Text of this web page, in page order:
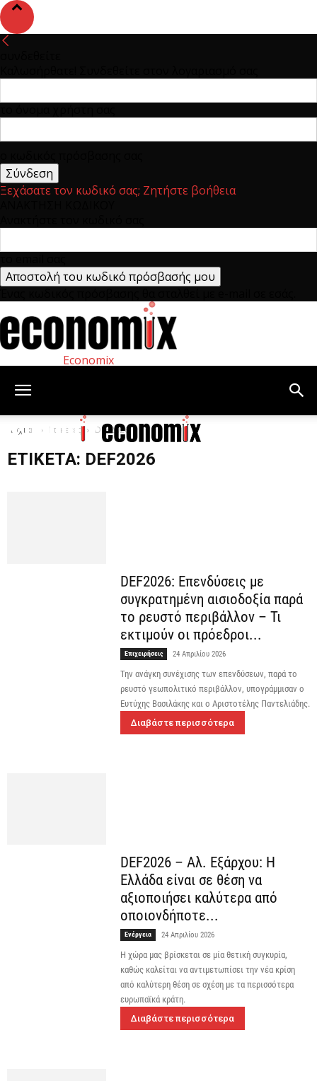
Ξεχάσατε τον κωδικό σας; Ζητήστε βοήθεια
Economix
Αρχική Ετικέτες DEF2026
ΕΤΙΚΈΤΑ: DEF2026
DEF2026: Επενδύσεις με
συγκρατημένη αισιοδοξία παρά
το ρευστό περιβάλλον – Τι
εκτιμούν οι πρόεδροι...
Επιχειρήσεις 24 Απριλίου 2026
Την ανάγκη συνέχισης των επενδύσεων, παρά το
ρευστό γεωπολιτικό περιβάλλον, υπογράμμισαν ο
Ευτύχης Βασιλάκης και ο Αριστοτέλης Παντελιάδης.
Διαβάστε περισσότερα
DEF2026 – Αλ. Εξάρχου: Η
Ελλάδα είναι σε θέση να
αξιοποιήσει καλύτερα από
οποιονδήποτε...
Ενέργεια 24 Απριλίου 2026
H χώρα μας βρίσκεται σε μία θετική συγκυρία,
καθώς καλείται να αντιμετωπίσει την νέα κρίση
από καλύτερη θέση σε σχέση με τα περισσότερα
ευρωπαϊκά κράτη.
Διαβάστε περισσότερα